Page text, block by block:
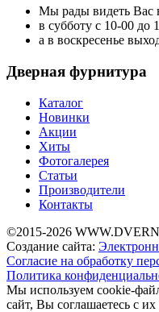
Мы рады видеть Вас
в субботу с 10-00 до
а в воскресенье
Дверная фурнитура
Каталог
Новинки
Акции
Хиты
Фотогалерея
Статьи
Производители
Контакты
©2015-2026
Создание сайта:
Согласие на обработку
Политика
Мы используем cookie-
сайт, Вы соглашаетесь с